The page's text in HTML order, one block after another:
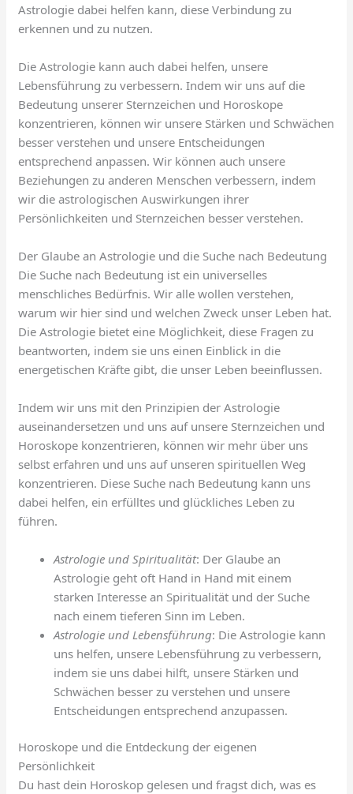
Astrologie dabei helfen kann, diese Verbindung zu
erkennen und zu nutzen.
Die Astrologie kann auch dabei helfen, unsere
Lebensführung zu verbessern. Indem wir uns auf die
Bedeutung unserer Sternzeichen und Horoskope
konzentrieren, können wir unsere Stärken und Schwächen
besser verstehen und unsere Entscheidungen
entsprechend anpassen. Wir können auch unsere
Beziehungen zu anderen Menschen verbessern, indem
wir die astrologischen Auswirkungen ihrer
Persönlichkeiten und Sternzeichen besser verstehen.
Der Glaube an Astrologie und die Suche nach Bedeutung
Die Suche nach Bedeutung ist ein universelles
menschliches Bedürfnis. Wir alle wollen verstehen,
warum wir hier sind und welchen Zweck unser Leben hat.
Die Astrologie bietet eine Möglichkeit, diese Fragen zu
beantworten, indem sie uns einen Einblick in die
energetischen Kräfte gibt, die unser Leben beeinflussen.
Indem wir uns mit den Prinzipien der Astrologie
auseinandersetzen und uns auf unsere Sternzeichen und
Horoskope konzentrieren, können wir mehr über uns
selbst erfahren und uns auf unseren spirituellen Weg
konzentrieren. Diese Suche nach Bedeutung kann uns
dabei helfen, ein erfülltes und glückliches Leben zu
führen.
Astrologie und Spiritualität: Der Glaube an
Astrologie geht oft Hand in Hand mit einem
starken Interesse an Spiritualität und der Suche
nach einem tieferen Sinn im Leben.
Astrologie und Lebensführung: Die Astrologie kann
uns helfen, unsere Lebensführung zu verbessern,
indem sie uns dabei hilft, unsere Stärken und
Schwächen besser zu verstehen und unsere
Entscheidungen entsprechend anzupassen.
Horoskope und die Entdeckung der eigenen
Persönlichkeit
Du hast dein Horoskop gelesen und fragst dich, was es